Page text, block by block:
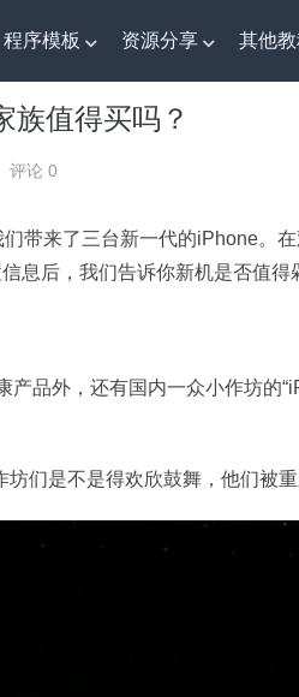
程序模板 资源分享 其他
值得买吗？
族值得买吗？
评论 0
带来了三台新一代的iPhone。
息后，我们告诉你新机是否值得
品外，还有国内一众小作坊的
们是不是得欢欣鼓舞，他们被